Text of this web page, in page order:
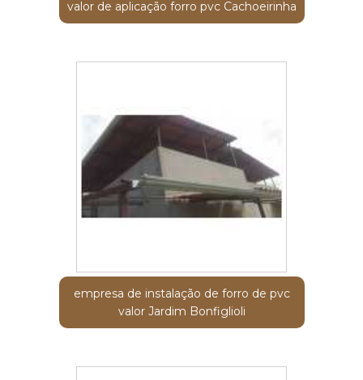
valor de aplicação forro pvc Cachoeirinha
empresa de instalação de forro de pvc
valor Jardim Bonfiglioli